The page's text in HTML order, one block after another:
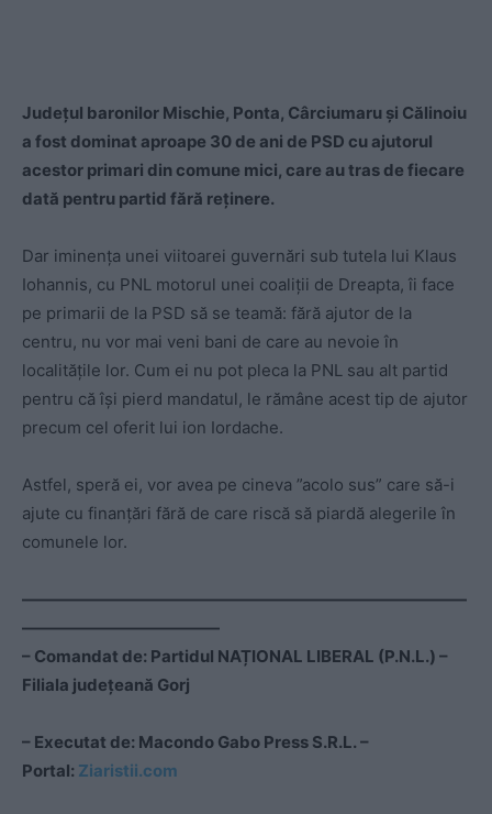
Județul baronilor Mischie, Ponta, Cârciumaru și Călinoiu
a fost dominat aproape 30 de ani de PSD cu ajutorul
acestor primari din comune mici, care au tras de fiecare
dată pentru partid fără reținere.
Dar iminența unei viitoarei guvernări sub tutela lui Klaus
Iohannis, cu PNL motorul unei coaliții de Dreapta, îi face
pe primarii de la PSD să se teamă: fără ajutor de la
centru, nu vor mai veni bani de care au nevoie în
localitățile lor. Cum ei nu pot pleca la PNL sau alt partid
pentru că își pierd mandatul, le rămâne acest tip de ajutor
precum cel oferit lui ion Iordache.
Astfel, speră ei, vor avea pe cineva ”acolo sus” care să-i
ajute cu finanțări fără de care riscă să piardă alegerile în
comunele lor.
———————————————————————————
————————————
– Comandat de: Partidul NAȚIONAL LIBERAL (P.N.L.) –
Filiala județeană Gorj
– Executat de: Macondo Gabo Press S.R.L. –
Portal: Ziaristii.com